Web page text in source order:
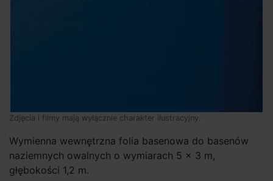
Zdjęcia i filmy mają wyłącznie charakter ilustracyjny.
Wymienna wewnętrzna folia basenowa do basenów
naziemnych owalnych o wymiarach 5 x 3 m,
głębokości 1,2 m.